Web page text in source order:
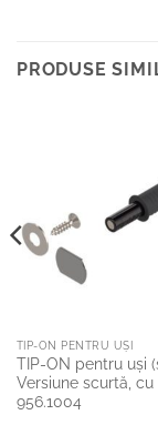
PRODUSE
TIP-ON PENTRU UŞI
TIP-ON pentru uşi
Versiune scurtă,
956.1004